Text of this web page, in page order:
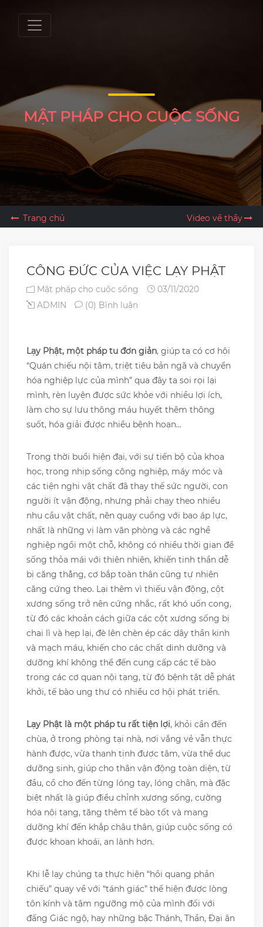
MẬT PHÁP CHO CUỘC SỐNG
Trang chủ Video về thầy
CÔNG ĐỨC CỦA VIỆC LẠY PHẬT
Mật pháp cho cuộc sống
03/11/2020
ADMIN
(0) Bình luận
Lạy Phật, một pháp tu đơn giản, giúp ta có cơ hội
“Quán chiếu nội tâm, triệt tiêu bản ngã và chuyển
hóa nghiệp lực của mình” qua đây ta soi rọi lại
mình, rèn luyện được sức khỏe với nhiều lợi ích,
làm cho sự lưu thông máu huyết thêm thông
suốt, hóa giải được nhiều bệnh hoạn...
Trong thời buổi hiện đại, với sự tiến bộ của khoa
học, trong nhịp sống công nghiệp, máy móc và
các tiện nghi vật chất đã thay thế sức người, con
người ít vận động, nhưng phải chạy theo nhiều
nhu cầu vật chất, nên quay cuồng với bao áp lực,
nhất là những vị làm văn phòng và các nghề
nghiệp ngồi một chỗ, không có nhiều thời gian để
sống thỏa mái với thiên nhiên, khiến tinh thần dễ
bị căng thẳng, cơ bắp toàn thân cũng tự nhiên
căng cứng theo. Lại thêm vì thiếu vận động, cột
xương sống trở nên cứng nhắc, rất khó uốn cong,
từ đó các khoản cách giữa các cột xương sống bị
chai lì và hẹp lại, đè lên chèn ép các dây thần kinh
và mạch máu, khiến cho các chất dinh dưỡng và
dưỡng khí không thể đến cung cấp các tế bào
trong các cơ quan nội tạng, từ đó bệnh tật dễ phát
khởi, tế bào ung thư có nhiều cơ hội phát triển.
Lạy Phật là một pháp tu rất tiện lợi, khỏi cần đến
chùa, ở trong phòng tại nhà, nơi vắng vẻ vẫn thực
hành được, vừa thanh tịnh được tâm, vừa thể dục
dưỡng sinh, giúp cho thân vận động toàn diện, từ
đầu, cổ cho đến từng lóng tay, lóng chân, mà đặc
biệt nhất là giúp điều chỉnh xương sống, cường
hóa nội tạng, tăng thêm tế bào tốt và mang
dưỡng khí đến khắp châu thân, giúp cuộc sống có
được khoan khoái, an lành hơn.
Khi lễ lạy chúng ta thực hiện “hồi quang phản
chiếu” quay về với “tánh giác” thể hiện được lòng
tôn kính và tâm ngưỡng mộ của mình đối với
đấng Giác ngộ, hay những bậc Thánh, Thần, Đại ân